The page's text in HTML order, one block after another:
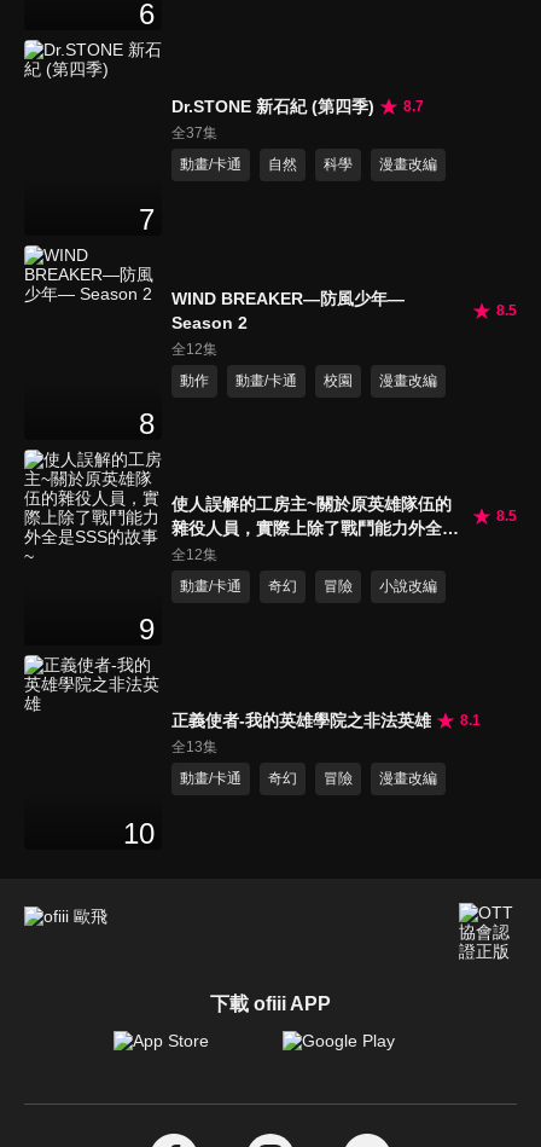
6
7
Dr.STONE 新石紀 (第四季)
8.7
全37集
動畫/卡通
自然 科學 漫畫改編
8
WIND BREAKER—防風少年—
Season 2
8.5
全12集
動作
動畫/卡通 校園 漫畫改編
9
使人誤解的工房主~關於原英雄隊伍的
雜役人員，實際上除了戰鬥能力外全是
SSS的故事~
8.5
全12集
動畫/卡通
奇幻 冒險 小說改編
10
正義使者-我的英雄學院之非法英雄
8.1
全13集
動畫/卡通
奇幻 冒險 漫畫改編
下載 ofiii APP